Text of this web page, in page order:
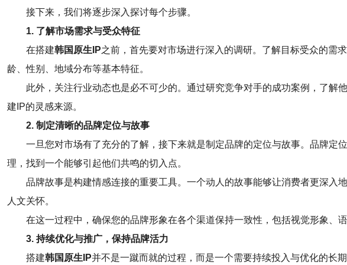
接下来，我们将逐步深入探讨每个步骤。
1. 了解市场需求与受众特征
在搭建韩国原生IP之前，首先要对市场进行深入的调研。了解目标受众的需
龄、性别、地域分布等基本特征。
此外，关注行业动态也是必不可少的。通过研究竞争对手的成功案例，了解
建IP的灵感来源。
2. 制定清晰的品牌定位与故事
一旦您对市场有了充分的了解，接下来就是制定品牌的定位与故事。品牌
理，找到一个能够引起他们共鸣的切入点。
品牌故事是构建情感连接的重要工具。一个动人的故事能够让消费者更深
人文关怀。
在这一过程中，确保您的品牌形象在各个渠道保持一致性，包括视觉形象、
3. 持续优化与推广，保持品牌活力
搭建韩国原生IP并不是一蹴而就的过程，而是一个需要持续投入与优化的长